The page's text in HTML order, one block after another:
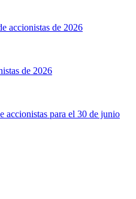
accionistas de 2026
de 2026
accionistas para el 30 de junio